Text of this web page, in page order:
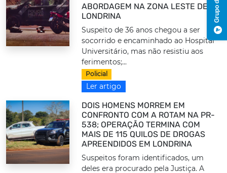
ABORDAGEM NA ZONA LESTE DE
LONDRINA
Suspeito de 36 anos chegou a ser
socorrido e encaminhado ao Hospital
Universitário, mas não resistiu aos
ferimentos;...
Policial
Ler artigo
DOIS HOMENS MORREM EM
CONFRONTO COM A ROTAM NA PR-
538; OPERAÇÃO TERMINA COM
MAIS DE 115 QUILOS DE DROGAS
APREENDIDOS EM LONDRINA
Suspeitos foram identificados, um
deles era procurado pela Justiça. A